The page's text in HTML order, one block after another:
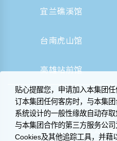
宜兰礁溪馆
台南虎山馆
高雄站前馆
贴心提醒您，申请加入本集团
订本集团任何客房时，与本集
系统设计的一般性缘故自动存取
与本集团合作的第三方服务公
Cookies及其他追踪工具，并藉